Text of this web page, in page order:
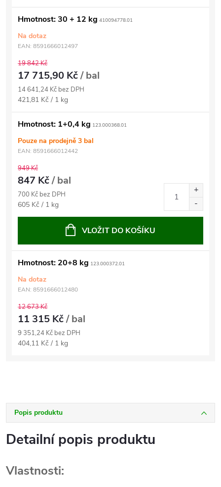
cena:
Hmotnost: 30 + 12 kg 410094778.01
Na dotaz
EAN: 8591666012497
19 842 Kč
17 715,90 Kč/ bal
14 641,24 Kč bez DPH
Měrná
cena:
421,81 Kč / 1 kg
Hmotnost: 1+0,4 kg 123.000368.01
Pouze na prodejně 3 bal
EAN: 8591666012442
949 Kč
847 Kč/ bal
700 Kč bez DPH
Měrná
cena:
605 Kč / 1 kg
VLOŽIT DO KOŠÍKU
Hmotnost: 20+8 kg 123.000372.01
Na dotaz
EAN: 8591666012480
12 673 Kč
11 315 Kč/ bal
9 351,24 Kč bez DPH
Měrná
404,11 Kč / 1 kg
Popis produktu
Detailní popis produktu
Vlastnosti: